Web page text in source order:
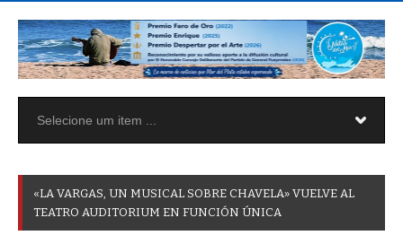
«LA VARGAS UN MUSICAL SOBRE CHAVELA» VUELVE AL
TEATRO AUDITORIUM EN FUNCIÓN ÚNICA